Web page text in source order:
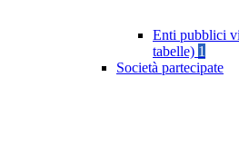
Enti pubblici
tabelle) 1
Società partecipate